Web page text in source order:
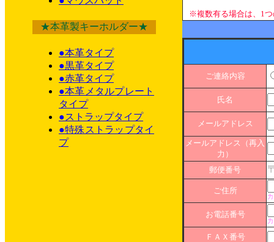
★本革製キーホルダー★
●本革タイプ
●黒革タイプ
●赤革タイプ
●本革メタルプレート
タイプ
●ストラップタイプ
●特殊ストラップタイ
プ
※複数有る場合は、1
ご連絡内容
氏名
メールアドレス
メールアドレス（再入
力）
郵便番号
ご住所
力
お電話番号
力
ＦＡＸ番号